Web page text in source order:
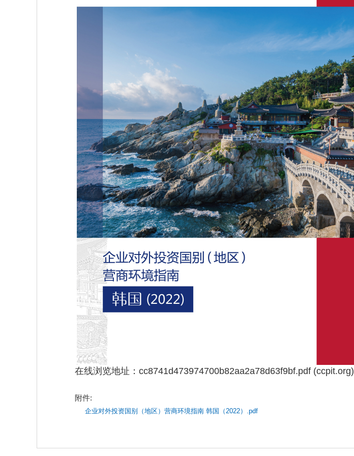
在线浏览地址： cc8741d473974700b82aa2a78d63f9bf.pdf (ccpit.org)
附件:
企业对外投资国别（地区）营商环境指南 韩国（2022）.pdf